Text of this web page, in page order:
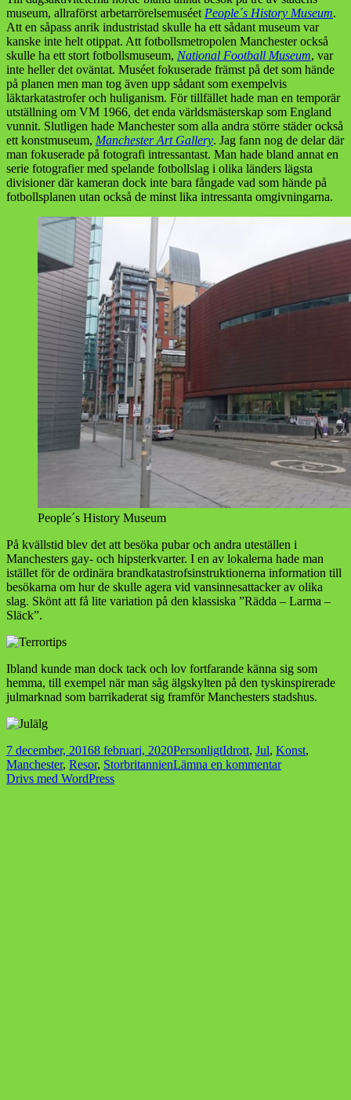
museum, allraförst arbetarrörelsemuséet People´s History Museum.
Att en såpass anrik industristad skulle ha ett sådant museum var
kanske inte helt otippat. Att fotbollsmetropolen Manchester också
skulle ha ett stort fotbollsmuseum, National Football Museum, var
inte heller det oväntat. Muséet fokuserade främst på det som hände
på planen men man tog även upp sådant som exempelvis
läktarkatastrofer och huliganism. För tillfället hade man en temporär
utställning om VM 1966, det enda världsmästerskap som England
vunnit. Slutligen hade Manchester som alla andra större städer också
ett konstmuseum, Manchester Art Gallery. Jag fann nog de delar där
man fokuserade på fotografi intressantast. Man hade bland annat en
serie fotografier med spelande fotbollslag i olika länders lägsta
divisioner där kameran dock inte bara fångade vad som hände på
fotbollsplanen utan också de minst lika intressanta omgivningarna.
People´s History Museum
På kvällstid blev det att besöka pubar och andra uteställen i
Manchesters gay- och hipsterkvarter. I en av lokalerna hade man
istället för de ordinära brandkatastrofsinstruktionerna information till
besökarna om hur de skulle agera vid vansinnesattacker av olika
slag. Skönt att få lite variation på den klassiska ”Rädda – Larma –
Släck”.
Ibland kunde man dock tack och lov fortfarande känna sig som
hemma, till exempel när man såg älgskylten på den tyskinspirerade
julmarknad som barrikaderat sig framför Manchesters stadshus.
Postat
7 december, 20168 februari, 2020Kategorier
PersonligtTaggar
Idrott, Jul, Konst,
Manchester, Resor, StorbritannienLämna en kommentartill
Drivs med WordPress